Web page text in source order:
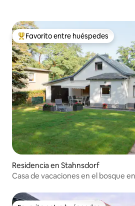
De los mejores en Favorito entre
Favorito entre huéspedes
Residencia en Stahnsdorf
Casa de vacaciones en el bosque